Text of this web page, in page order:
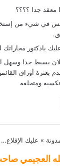
معقد جدا ؟؟؟؟
في شيء من
يادكتور مجاراتك
بسيط جدا وسهل
بعثرة أوراق
ومتخلفة
» عليك الإقلاع…
العجيمي